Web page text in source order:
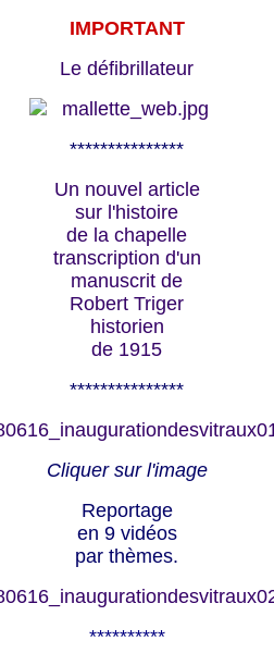
IMPORTANT
Le défibrillateur
***************
Un nouvel article
sur l'histoire
de la chapelle
transcription d'un
manuscrit de
Robert Triger
historien
de 1915
***************
Cliquer sur l'image
Reportage
en 9 vidéos
par thèmes.
**********